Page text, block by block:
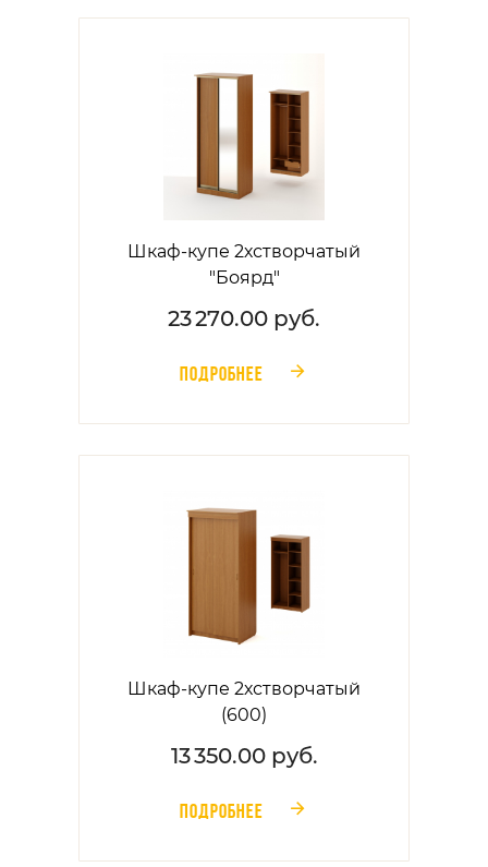
Шкаф-купе 2хстворчатый
"Боярд"
23 270.00 руб.
ПОДРОБНЕЕ 󰁔
Шкаф-купе 2хстворчатый
(600)
13 350.00 руб.
ПОДРОБНЕЕ 󰁔